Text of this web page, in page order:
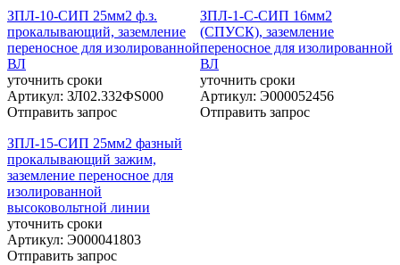
ЗПЛ-10-СИП 25мм2 ф.з.
прокалывающий, заземление
переносное для изолированной
ВЛ
уточнить сроки
Артикул: ЗЛ02.332ФS000
Отправить запрос
ЗПЛ-1-С-СИП 16мм2
(СПУСК), заземление
переносное для изолированной
ВЛ
уточнить сроки
Артикул: Э000052456
Отправить запрос
ЗПЛ-15-СИП 25мм2 фазный
прокалывающий зажим,
заземление переносное для
изолированной
высоковольтной линии
уточнить сроки
Артикул: Э000041803
Отправить запрос